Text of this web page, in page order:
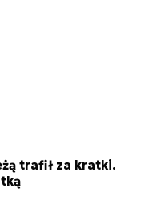
trafił za kratki.